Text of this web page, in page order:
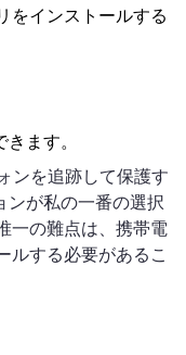
をインストールする
ます。
ンを追跡して保護す
が私の一番の選択
一の難点は、携帯電
ルする必要があるこ